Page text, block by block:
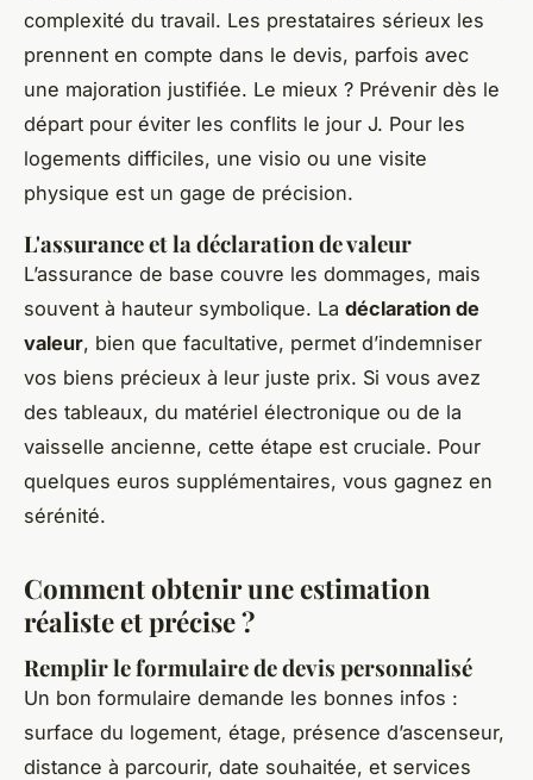
complexité du travail. Les prestataires sérieux les
prennent en compte dans le devis, parfois avec
une majoration justifiée. Le mieux ? Prévenir dès le
départ pour éviter les conflits le jour J. Pour les
logements difficiles, une visio ou une visite
physique est un gage de précision.
L'assurance et la déclaration de valeur
L’assurance de base couvre les dommages, mais
souvent à hauteur symbolique. La déclaration de
valeur, bien que facultative, permet d’indemniser
vos biens précieux à leur juste prix. Si vous avez
des tableaux, du matériel électronique ou de la
vaisselle ancienne, cette étape est cruciale. Pour
quelques euros supplémentaires, vous gagnez en
sérénité.
Comment obtenir une estimation
réaliste et précise ?
Remplir le formulaire de devis personnalisé
Un bon formulaire demande les bonnes infos :
surface du logement, étage, présence d’ascenseur,
distance à parcourir, date souhaitée, et services